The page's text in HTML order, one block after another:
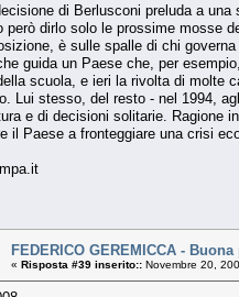
di Berlusconi preluda a
però dirlo solo le prossime mosse
è sulle spalle di chi
guida un Paese che, per
scuola, e ieri la rivolta di molte
Lui stesso, del resto - nel 1994,
e di decisioni solitarie. Ragione
il Paese a fronteggiare una crisi
FEDERICO GEREMICCA -
« Risposta #39 inserito:: Novembre 20,